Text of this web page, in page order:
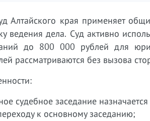
Алтайского края применяет
ведения дела. Суд активно
до 800 000 рублей для
рассматриваются без вызова
судебное заседание
к основному заседанию;